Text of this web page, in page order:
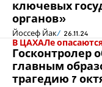
ключевых
органов»
Йоссеф Йак 26.11.24
В ЦАХАЛе
Госконтролер
главным
трагедию 7